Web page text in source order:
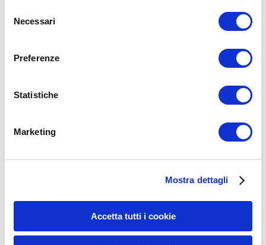
delNecessari
Preferenze
Statistiche
Marketing
Mostra dettagli
Accetta tutti i cookie
35workout
addominali scolpiti(39)
Allenamento(1.800)
Allenamento aerobico
(16)
Allenamento Braccia(9)
Allenamento con il TRX(36)